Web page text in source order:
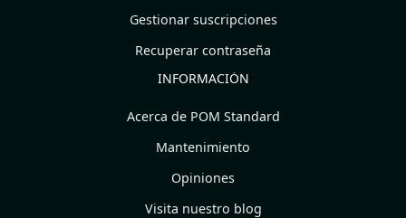
Gestionar suscripciones
Recuperar contraseña
INFORMACIÓN
Acerca de POM Standard
Mantenimiento
Opiniones
Visita nuestro blog